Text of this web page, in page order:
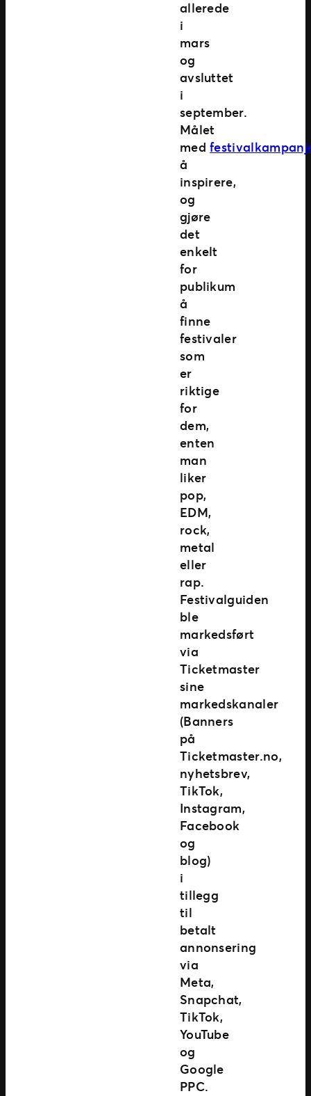
allerede
i
mars
og
avsluttet
i
september.
Målet
med
å
inspirere,
og
gjøre
det
enkelt
for
publikum
å
finne
festivaler
som
er
riktige
for
dem,
enten
man
liker
pop,
EDM,
rock,
metal
eller
rap.
Festivalguiden
ble
markedsført
via
Ticketmaster
sine
markedskanaler
(Banners
på
Ticketmaster.no,
nyhetsbrev,
TikTok,
Instagram,
Facebook
og
blog)
i
tillegg
til
betalt
annonsering
via
Meta,
Snapchat,
TikTok,
YouTube
og
Google
PPC.